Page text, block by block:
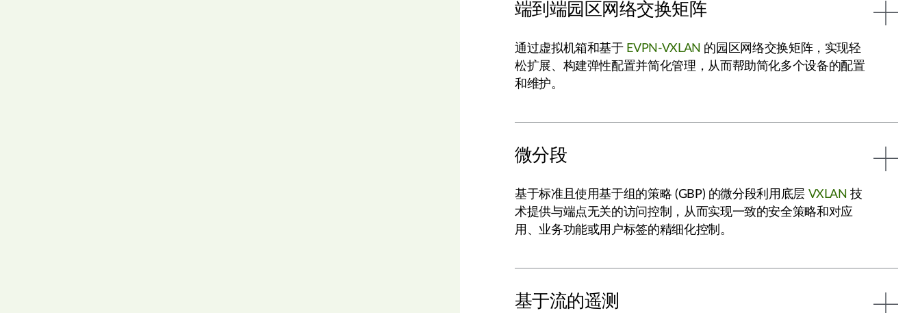
端到端园区网络交换矩阵
通过虚拟机箱和基于 EVPN-VXLAN 的园区网络交换矩阵，实现轻
松扩展、构建弹性配置并简化管理，从而帮助简化多个设备的配置
和维护。
微分段
基于标准且使用基于组的策略 (GBP) 的微分段利用底层 VXLAN 技
术提供与端点无关的访问控制，从而实现一致的安全策略和对应
用、业务功能或用户标签的精细化控制。
基于流的遥测